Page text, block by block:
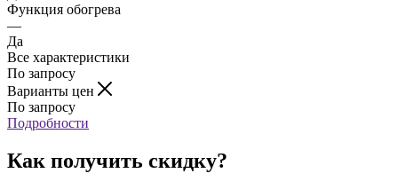
Функция обогрева
—
Да
Все характеристики
По запросу
Варианты цен
По запросу
Подробности
Как получить скидку?